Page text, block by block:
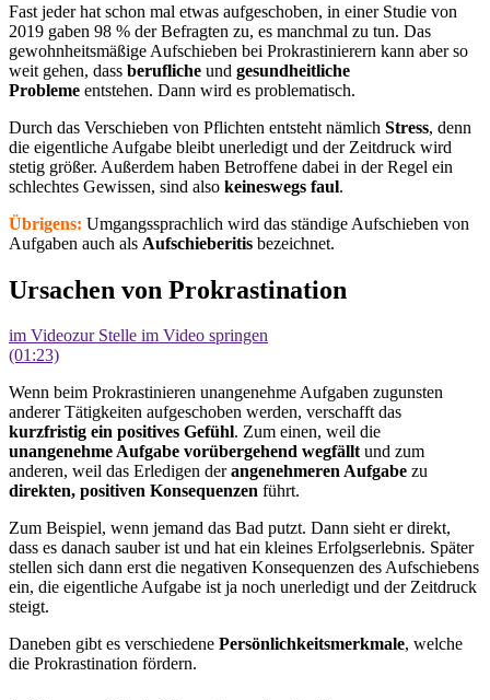
Fast jeder hat schon mal etwas aufgeschoben, in einer Studie von
2019 gaben 98 % der Befragten zu, es manchmal zu tun. Das
gewohnheitsmäßige Aufschieben bei Prokrastinierern kann aber so
weit gehen, dass berufliche und gesundheitliche
Probleme entstehen. Dann wird es problematisch.
Durch das Verschieben von Pflichten entsteht nämlich Stress, denn
die eigentliche Aufgabe bleibt unerledigt und der Zeitdruck wird
stetig größer. Außerdem haben Betroffene dabei in der Regel ein
schlechtes Gewissen, sind also keineswegs faul.
Übrigens: Umgangssprachlich wird das ständige Aufschieben von
Aufgaben auch als Aufschieberitis bezeichnet.
Ursachen von Prokrastination
im Videozur Stelle im Video springen
(01:23)
Wenn beim Prokrastinieren unangenehme Aufgaben zugunsten
anderer Tätigkeiten aufgeschoben werden, verschafft das
kurzfristig ein positives Gefühl. Zum einen, weil die
unangenehme Aufgabe vorübergehend wegfälltund zum
anderen, weil das Erledigen derangenehmeren Aufgabe zu
direkten, positiven Konsequenzen führt.
Zum Beispiel, wenn jemand das Bad putzt. Dann sieht er direkt,
dass es danach sauber ist und hat ein kleines Erfolgserlebnis. Später
stellen sich dann erst die negativen Konsequenzen des Aufschiebens
ein, die eigentliche Aufgabe ist ja noch unerledigt und der Zeitdruck
steigt.
Daneben gibt es verschiedene Persönlichkeitsmerkmale, welche
die Prokrastination fördern.